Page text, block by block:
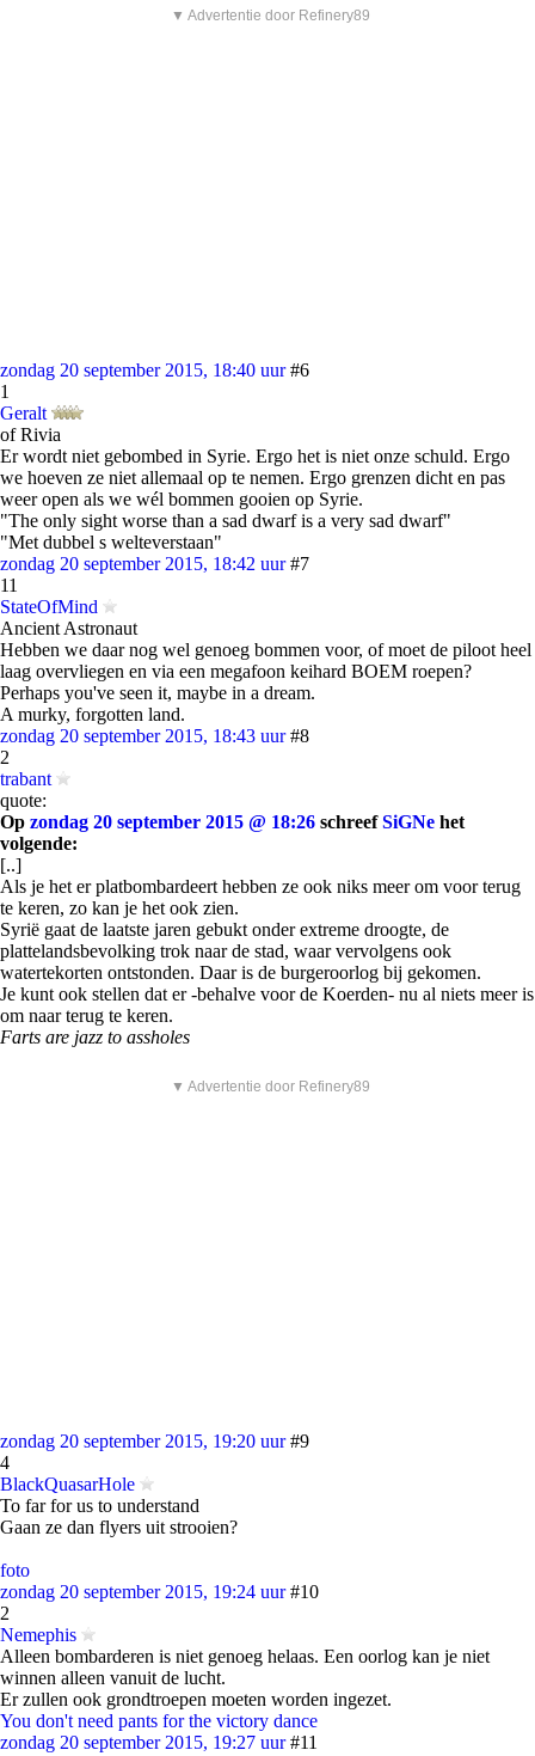
▼ Advertentie door Refinery89
zondag 20 september 2015, 18:40 uur #6
1
Geralt
of Rivia
Er wordt niet gebombed in Syrie. Ergo het is niet onze schuld. Ergo
we hoeven ze niet allemaal op te nemen. Ergo grenzen dicht en pas
weer open als we wél bommen gooien op Syrie.
"The only sight worse than a sad dwarf is a very sad dwarf"
"Met dubbel s welteverstaan"
zondag 20 september 2015, 18:42 uur #7
11
StateOfMind
Ancient Astronaut
Hebben we daar nog wel genoeg bommen voor, of moet de piloot heel
laag overvliegen en via een megafoon keihard BOEM roepen?
Perhaps you've seen it, maybe in a dream.
A murky, forgotten land.
zondag 20 september 2015, 18:43 uur #8
2
trabant
quote:
Op zondag 20 september 2015 @ 18:26 schreefSiGNe het
volgende:
[..]
Als je het er platbombardeert hebben ze ook niks meer om voor terug
te keren, zo kan je het ook zien.
Syrië gaat de laatste jaren gebukt onder extreme droogte, de
plattelandsbevolking trok naar de stad, waar vervolgens ook
watertekorten ontstonden. Daar is de burgeroorlog bij gekomen.
Je kunt ook stellen dat er -behalve voor de Koerden- nu al niets meer is
om naar terug te keren.
Farts are jazz to assholes
▼ Advertentie door Refinery89
zondag 20 september 2015, 19:20 uur #9
4
BlackQuasarHole
To far for us to understand
Gaan ze dan flyers uit strooien?
foto
zondag 20 september 2015, 19:24 uur #10
2
Nemephis
Alleen bombarderen is niet genoeg helaas. Een oorlog kan je niet
winnen alleen vanuit de lucht.
Er zullen ook grondtroepen moeten worden ingezet.
You don't need pants for the victory dance
zondag 20 september 2015, 19:27 uur #11